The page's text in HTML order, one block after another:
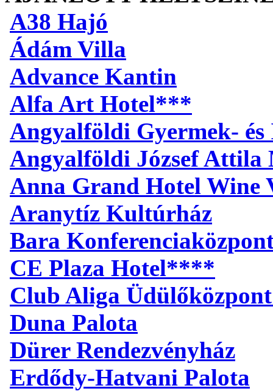
A38 Hajó
Ádám Villa
Advance Kantin
Alfa Art Hotel***
Angyalföldi Gyermek-
Angyalföldi József Attila
Anna Grand Hotel Wine
Aranytíz Kultúrház
Bara
CE Plaza Hotel****
Club Aliga Üdülőközpont
Duna Palota
Dürer Rendezvényház
Erdődy-Hatvani Palota